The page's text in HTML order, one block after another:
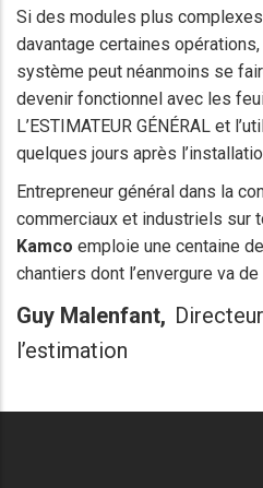
Si des modules plus
davantage certaines
système peut néanmoins se
devenir fonctionnel avec les
L’ESTIMATEUR GÉNÉRAL et
quelques jours après
Entrepreneur général dans la
commerciaux et industriels sur
Kamco emploie une centaine
chantiers dont l’envergure va
Guy Malenfant
l’estimation